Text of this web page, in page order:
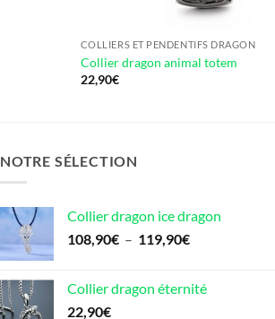
COLLIERS ET PENDENTIFS DRAGON
Collier dragon animal totem
22,90€
NOTRE SÉLECTION
Collier dragon ice dragon
108,90€ – 119,90€Plage
108,90€
Collier dragon éternité
22,90€